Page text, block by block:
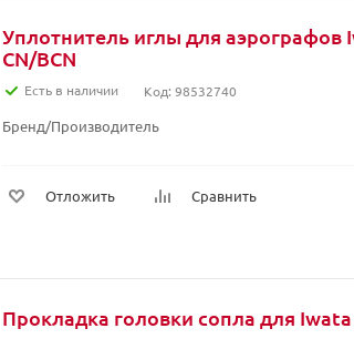
Уплотнитель иглы для аэрографов
CN/BCN
Есть в наличии Код: 98532740
Бренд/Производитель
Отложить Сравнить
Прокладка головки сопла для Iwata